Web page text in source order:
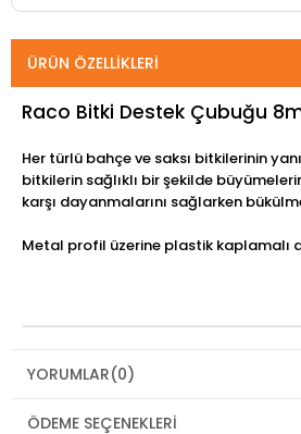
ÜRÜN ÖZELLIKLERI
Raco Bitki Destek Çubuğu
Her türlü bahçe ve saksı bitkilerinin
bitkilerin sağlıklı bir şekilde
karşı dayanmalarını sağlarken
Metal profil üzerine plastik kaplamalı
YORUMLAR(0)
ÖDEME SEÇENEKLERI